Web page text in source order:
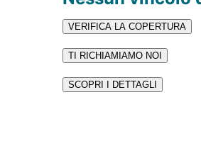
VERIFICA LA COPERTURA
TI RICHIAMIAMO NOI
SCOPRI I DETTAGLI